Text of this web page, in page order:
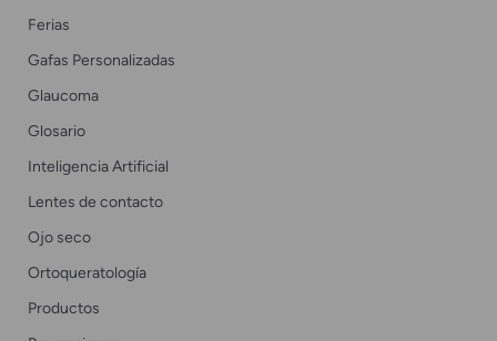
Ferias
Gafas Personalizadas
Glaucoma
Glosario
Inteligencia Artificial
Lentes de contacto
Ojo seco
Ortoqueratología
Productos